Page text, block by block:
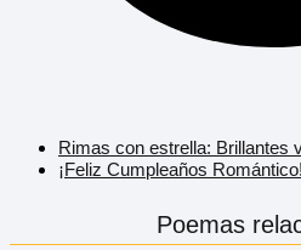
Rimas con estrella: Brillantes
¡Feliz Cumpleaños Romántico!
Poemas